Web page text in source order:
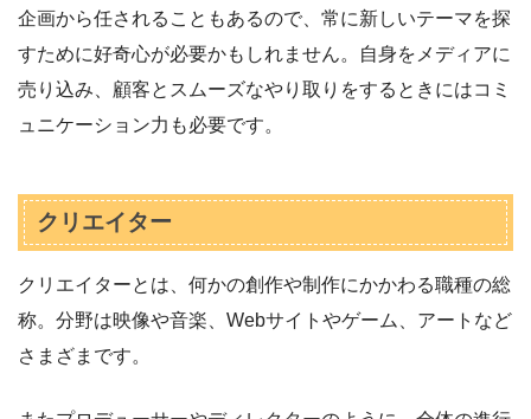
企画から任されることもあるので、常に新しいテーマを探
すために好奇心が必要かもしれません。自身をメディアに
売り込み、顧客とスムーズなやり取りをするときにはコミ
ュニケーション力も必要です。
クリエイター
クリエイターとは、何かの創作や制作にかかわる職種の総
称。分野は映像や音楽、Webサイトやゲーム、アートなど
さまざまです。